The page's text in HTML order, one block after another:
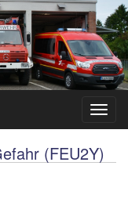
(FEU2Y)